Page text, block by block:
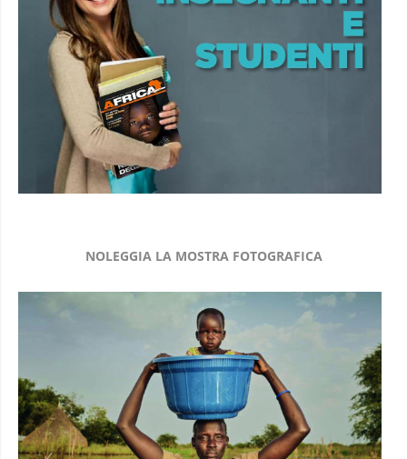
NOLEGGIA LA MOSTRA FOTOGRAFICA